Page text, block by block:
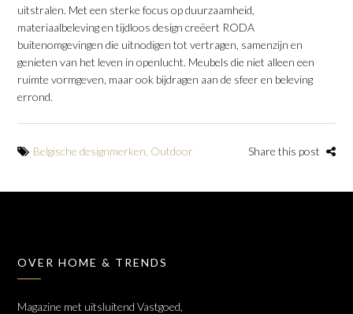
uitstralen. Met een sterke focus op duurzaamheid,
materiaalbeleving en tijdloos design creëert RODA
buitenomgevingen die uitnodigen tot vertragen, samenzijn en
genieten van het leven in openlucht. Meubels die niet alleen een
ruimte vormgeven, maar ook bijdragen aan de sfeer en beleving
errond.
Belgische designmerken Outdoor Share this post
OVER HOME & TRENDS
Magazine met uitsluitend Vastgoed,